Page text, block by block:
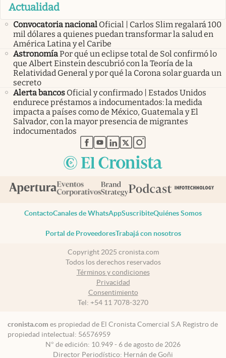
Actualidad
Convocatoria nacional Oficial | Carlos Slim regalará 100
mil dólares a quienes puedan transformar la salud en
América Latina y el Caribe
AstronomíaPor qué un eclipse total de Sol confirmó lo
que Albert Einstein descubrió con la Teoría de la
Relatividad General y por qué la Corona solar guarda un
secreto
Alerta bancos Oficial y confirmado | Estados Unidos
endurece préstamos a indocumentados: la medida
impacta a países como de México, Guatemala y El
Salvador, con la mayor presencia de migrantes
indocumentados
abre en nueva pestaña
abre en nueva pestaña
abre en nueva pestaña
abre en nueva pestaña
abre en nueva pestaña
ContactoCanales de WhatsAppSuscribiteQuiénes Somos
Portal de ProveedoresTrabajá con nosotros
Copyright 2025 cronista.com
Todos los derechos reservados
Términos y condiciones
Privacidad
Consentimiento
Tel: +54 11 7078-3270
cronista.com es propiedad de El Cronista Comercial S.A Registro de
propiedad intelectual: 56576959
N° de edición: 10.949 - 6 de agosto de 2026
Director Periodístico: Hernán de Goñi